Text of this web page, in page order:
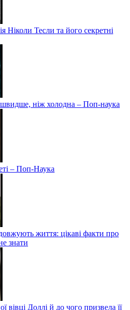
Ніколи Тесли та його секретні
швидше, ніж холодна – Поп-наука
– Поп-Наука
життя: цікаві факти про
знати
вівці Доллі й до чого призвела її